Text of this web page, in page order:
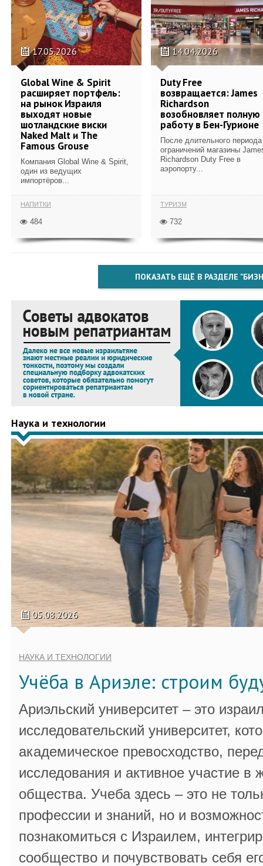
17.05.2026
Global Wine & Spirit
расширяет портфель:
на рынок Израиля
выходят новые
шотландские виски
Naked Malt и The
Famous Grouse
Компания Global Wine & Spirit,
один из ведущих
импортёров...
НАПИТКИ
484
14.04.2026
Duty Free
возвращается: James
Richardson
возобновляет полную
работу в Бен-Гурионе
После длительного периода
ограничений магазины
Richardson Duty Free в
аэропорту...
ТУРИЗМ
732
ПОКАЗАТЬ ЕЩЁ В РАЗДЕЛЕ
Наука и технологии
05.08.2026
НАУКА И ТЕХНОЛОГИИ
Учёба в Ариэле: строим
Ариэльский университет – это
исследовательский университет,
академическое превосходство,
исследования и активное участие в
общества. Учеба здесь – это не
профессии и знаний, но и
познакомиться с Израилем,
сообщество и почувствовать себя